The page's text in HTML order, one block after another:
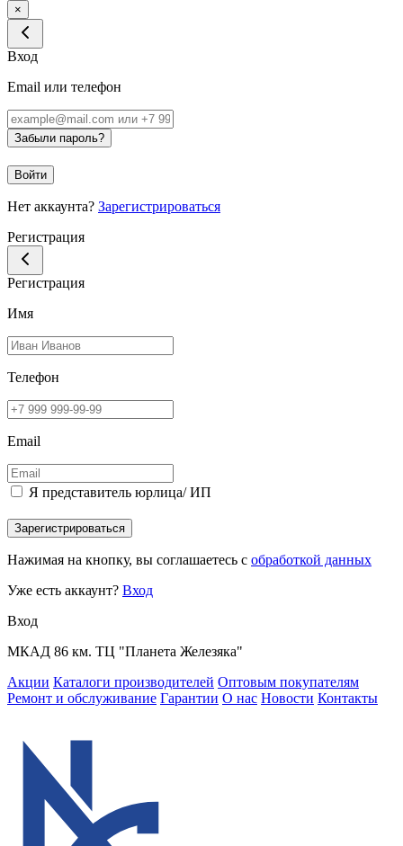
×
Вход
Email или телефон
Забыли пароль?
Войти
Нет аккаунта? Зарегистрироваться
Регистрация
Регистрация
Имя
Телефон
Email
Я представитель юрлица/ ИП
Зарегистрироваться
Нажимая на кнопку, вы соглашаетесь с обработкой данных
Уже есть аккаунт? Вход
Вход
МКАД 86 км. ТЦ "Планета Железяка"
Акции Каталоги производителей Оптовым покупателям
Ремонт и обслуживание Гарантии О нас Новости Контакты